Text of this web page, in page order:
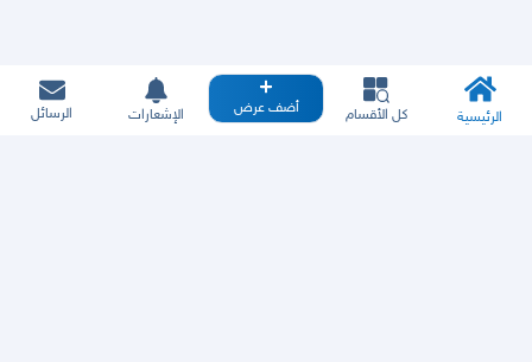
الرئيسية كل الأقسام أضف عرض الإشعارات الرسائل